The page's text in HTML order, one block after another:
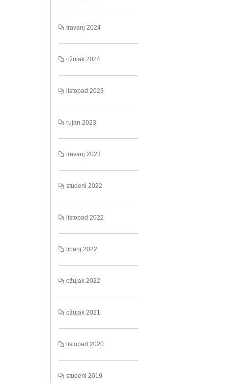
travanj 2024
ožujak 2024
listopad 2023
rujan 2023
travanj 2023
studeni 2022
listopad 2022
lipanj 2022
ožujak 2022
ožujak 2021
listopad 2020
studeni 2019